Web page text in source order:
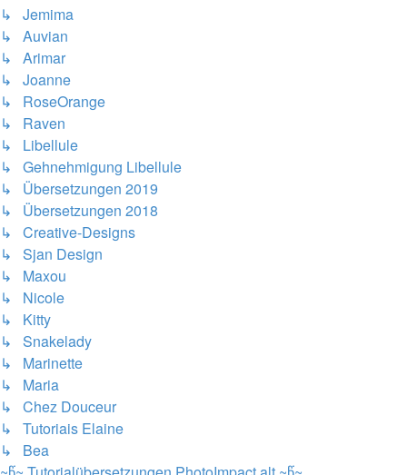
↳ Jemima
↳ Auvian
↳ Arimar
↳ Joanne
↳ RoseOrange
↳ Raven
↳ Libellule
↳ Gehnehmigung Libellule
↳ Übersetzungen 2019
↳ Übersetzungen 2018
↳ Creative-Designs
↳ Sjan Design
↳ Maxou
↳ Nicole
↳ Kitty
↳ Snakelady
↳ Marinette
↳ Maria
↳ Chez Douceur
↳ Tutoriais Elaine
↳ Bea